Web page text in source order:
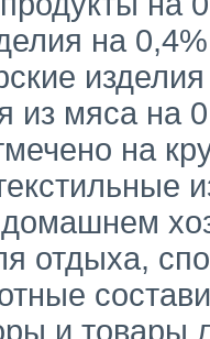
на
из мяса на
на
отдыха,
и товары